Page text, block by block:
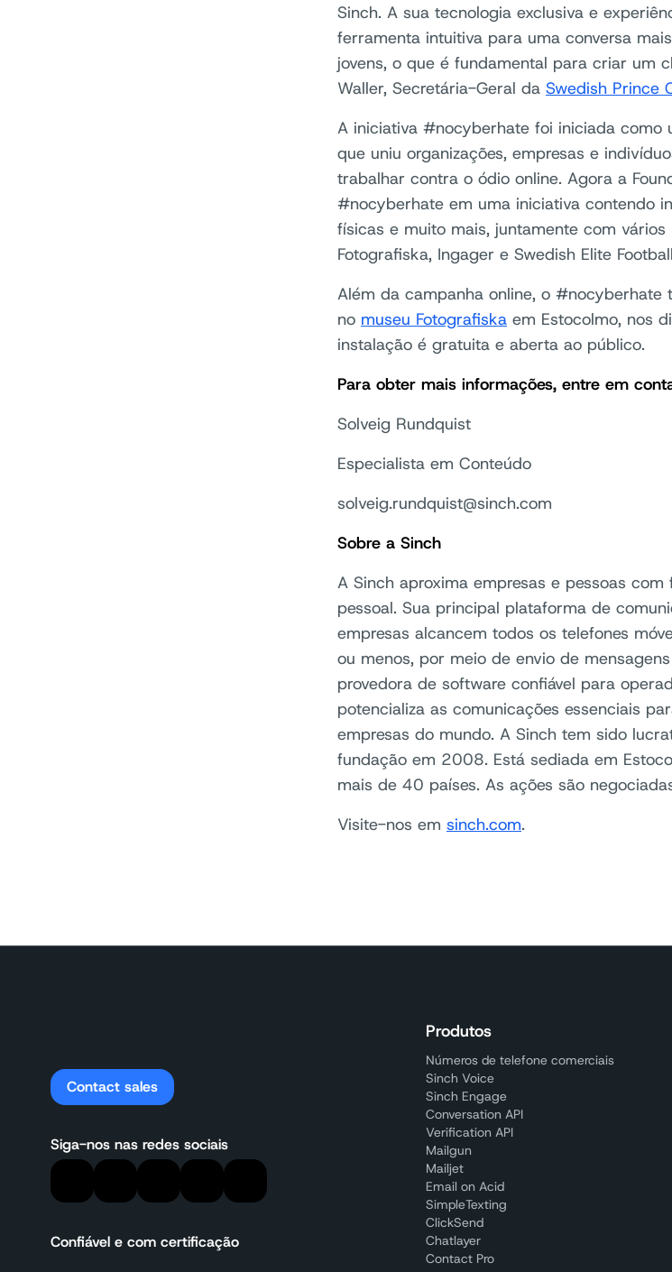
Sinch. A sua tecnologia exclusiva e
ferramenta intuitiva para uma conversa
jovens, o que é fundamental para criar um
Waller, Secretária-Geral da Swedish Prince
A iniciativa #nocyberhate foi iniciada como
que uniu organizações, empresas e
trabalhar contra o ódio online. Agora a
#nocyberhate em uma iniciativa contendo
físicas e muito mais, juntamente com
Fotografiska, Ingager e Swedish Elite
Além da campanha online, o
no museu Fotografiska em Estocolmo, nos
instalação é gratuita e aberta ao público.
Para obter mais informações, entre em
Solveig Rundquist
Especialista em Conteúdo
solveig.rundquist@sinch.com
Sobre a Sinch
A Sinch aproxima empresas e pessoas
pessoal. Sua principal plataforma de
empresas alcancem todos os telefones
ou menos, por meio de envio de
provedora de software confiável para
potencializa as comunicações essenciais
empresas do mundo. A Sinch tem sido
fundação em 2008. Está sediada em
mais de 40 países. As ações são
Visite-nos em sinch.com.
Contact sales
Siga-nos nas redes sociais
Confiável e com certificação
Produtos
Números de telefone comerciais
Sinch Voice
Sinch Engage
Conversation API
Verification API
Mailgun
Mailjet
Email on Acid
SimpleTexting
ClickSend
Chatlayer
Contact Pro